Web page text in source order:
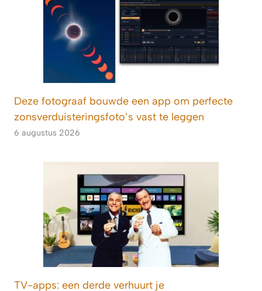
Deze fotograaf bouwde een app om perfecte
zonsverduisteringsfoto’s vast te leggen
6 augustus 2026
TV-apps: een derde verhuurt je